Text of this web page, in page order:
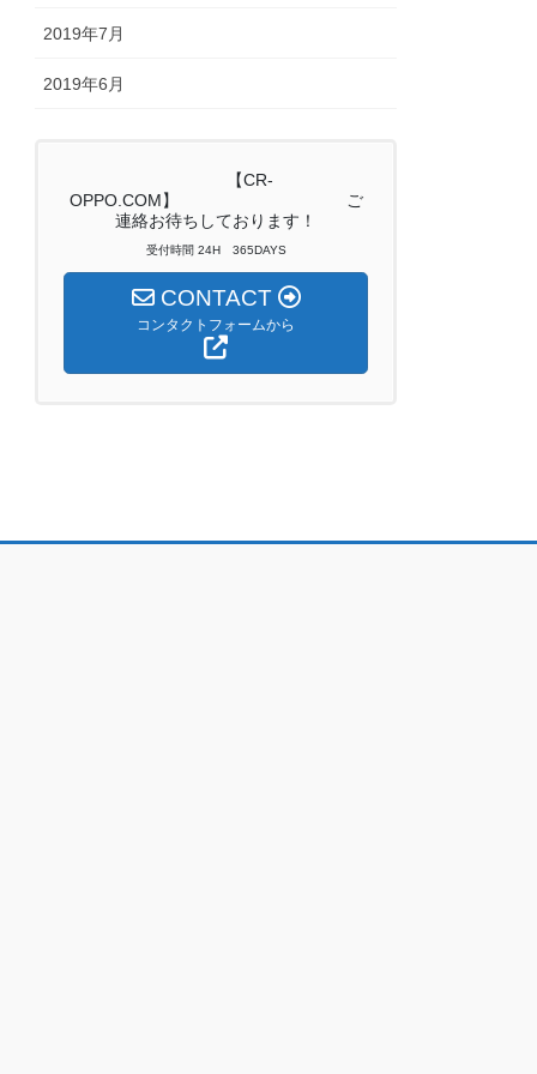
2019年7月
2019年6月
【CR-
OPPO.COM】 ご
連絡お待ちしております！
受付時間 24H 365DAYS
CONTACT
コンタクトフォームから